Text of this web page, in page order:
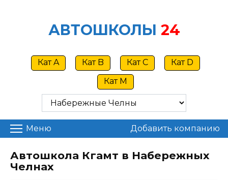
АВТОШКОЛЫ 24
Кат A Кат B Кат C
Кат D
Кат M
Меню Добавить компанию
Автошкола Кгамт в Набережных
Челнах